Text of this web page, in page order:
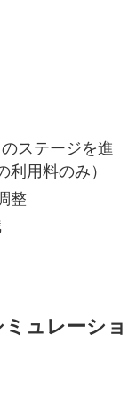
ステージを進
用料のみ）
整
ュレーショ